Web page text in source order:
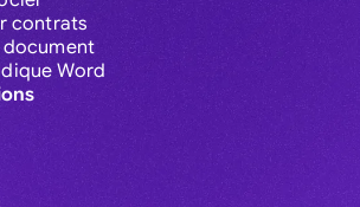
contrats
Word